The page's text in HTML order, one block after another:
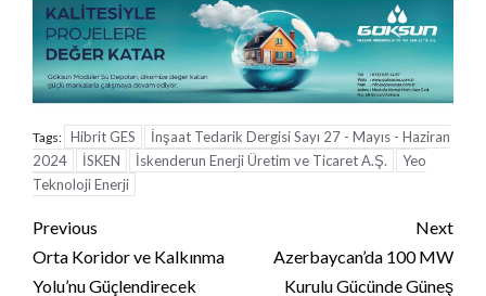
Tags: Hibrit GES
İnşaat Tedarik Dergisi Sayı 27 - Mayıs - Haziran
2024
İSKEN İskenderun Enerji Üretim ve Ticaret A.Ş.
Yeo
Teknoloji Enerji
Continue
Reading
Previous
Orta Koridor ve Kalkınma
Yolu’nu Güçlendirecek
Next
Azerbaycan’da 100 MW
Kurulu Gücünde Güneş